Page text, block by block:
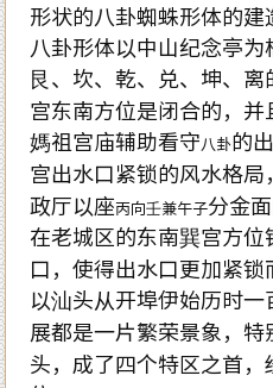
形状的八卦蜘蛛形体的
八卦形体以中山纪念亭为
艮、坎、乾、兑、坤、
宫东南方位是闭合的，
媽祖宫庙辅助看守八卦的
宫出水口紧锁的风水格
政厅以座丙向壬兼午子分金
在老城区的东南巽宫方
口，使得出水口更加紧
以汕头从开埠伊始历时
展都是一片繁荣景象，
头，成了四个特区之首